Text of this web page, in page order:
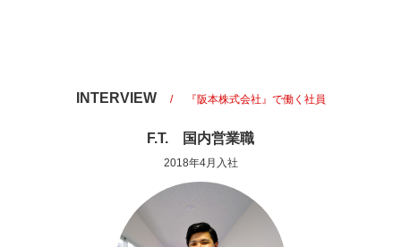
INTERVIEW 『阪本株式会社』で働く社員
F.T. 国内営業職
2018年4月入社